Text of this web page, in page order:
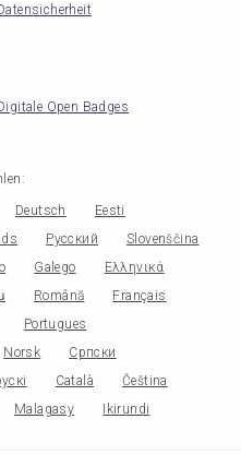
Open Badges
:
Deutsch
Eesti
Русский
Slovenščina
Galego
Ελληνικά
Română
Français
Portugues
Norsk
Српски
Català
Čeština
Malagasy Ikirundi